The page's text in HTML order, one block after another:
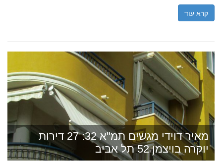
קרא עוד
מאיר דוידי מגשים תמ"א 32: 27 דירות
יוקרה בויצמן 52 תל אביב